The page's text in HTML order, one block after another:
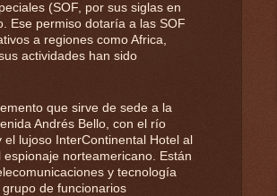
(SOF, por sus siglas en
Ese permiso dotaría a las SOF
a regiones como Africa,
actividades han sido
que sirve de sede a la
Andrés Bello, con el río
lujoso InterContinental Hotel al
norteamericano. Están
y tecnología
de funcionarios